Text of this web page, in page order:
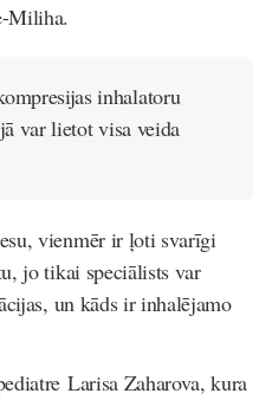
Miliha.
inhalatoru
var lietot visa veida
vienmēr ir ļoti svarīgi
jo tikai speciālists var
un kāds ir inhalējamo
Larisa Zaharova, kura